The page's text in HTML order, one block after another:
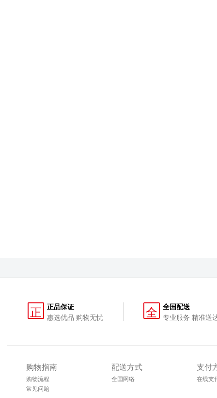
正 正品保证
惠选优品 购物无忧
全 全国配送
专业服务 精准送
购物指南
购物流程
常见问题
配送方式
全国网络
支付
在线支